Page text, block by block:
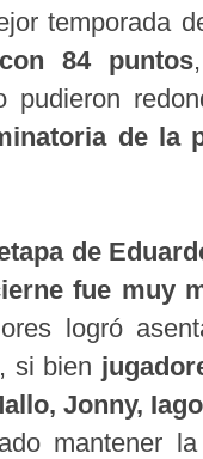
temporada
84 puntos
pudieron
de la
de
fue muy
logró
si bien
Jonny,
mantener